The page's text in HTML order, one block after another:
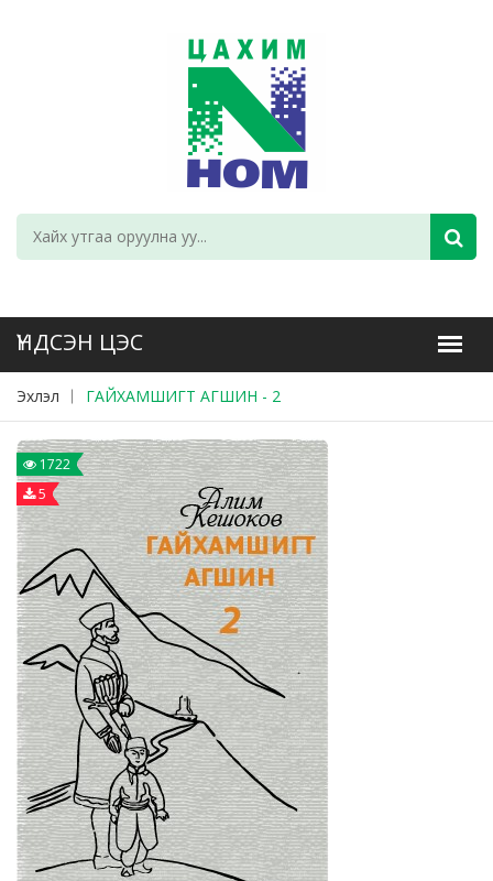
Эхлэл ГАЙХАМШИГТ АГШИН - 2
1722
5